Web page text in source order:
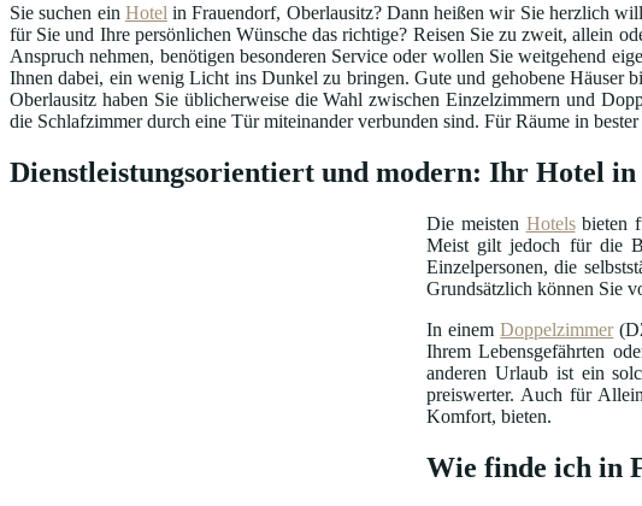
Sie suchen ein Hotel in Frauendorf, Oberlausitz? Dann heißen wir Sie herzlich
für Sie und Ihre persönlichen Wünsche das richtige? Reisen Sie zu zweit, allein
Anspruch nehmen, benötigen besonderen Service oder wollen Sie weitgehend
Ihnen dabei, ein wenig Licht ins Dunkel zu bringen. Gute und gehobene
Oberlausitz haben Sie üblicherweise die Wahl zwischen Einzelzimmern und
die Schlafzimmer durch eine Tür miteinander verbunden sind. Für Räume in
Dienstleistungsorientiert und modern: Ihr Hotel
Die meisten Hotelsbieten
Meist gilt jedoch für die
Einzelpersonen, die
Grundsätzlich können Sie
In einemDoppelzimmer
Ihrem Lebensgefährten
anderen Urlaub ist ein
preiswerter. Auch für
Komfort, bieten.
Wie finde ich in